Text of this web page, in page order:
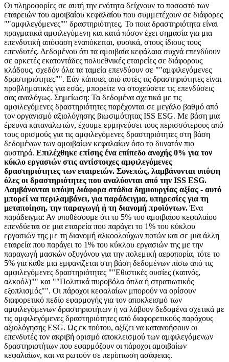
Οι πληροφορίες σε αυτή την ενότητα δείχνουν το ποσοστό των
εταιρειών του αμοιβαίου κεφαλαίου που συμμετέχουν σε διάφορες
""αμφιλεγόμενες"" δραστηριότητες. Το ποια δραστηριότητα είναι
πραγματικά αμφιλεγόμενη και κατά πόσον έχει σημασία για μια
επενδυτική απόφαση εναπόκειται, φυσικά, στους ίδιους τους
επενδυτές. Δεδομένου ότι τα αμοιβαία κεφάλαια συχνά επενδύουν
σε αρκετές εκατοντάδες πολυεθνικές εταιρείες σε διάφορους
κλάδους, σχεδόν όλα τα ταμεία επενδύουν σε ""αμφιλεγόμενες
δραστηριότητες"". Εάν κάποιες από αυτές τις δραστηριότητες είναι
προβληματικές για εσάς, μπορείτε να στοχεύσετε τις επενδύσεις
σας αναλόγως. Σημείωση: Τα δεδομένα σχετικά με τις
αμφιλεγόμενες δραστηριότητες παρέχονται σε μεγάλο βαθμό από
τον οργανισμό αξιολόγησης βιωσιμότητας ISS ESG. Με βάση μια
έρευνα καταναλωτών, έχουμε ερμηνεύσει τους περισσότερους από
τους ορισμούς για τις αμφιλεγόμενες δραστηριότητες στη βάση
δεδομένων των αμοιβαίων κεφαλαίων όσο το δυνατόν πιο
αυστηρά. Επιλέχθηκε επίσης ένα επίπεδο ανοχής 0% για τον
κύκλο εργασιών στις αντίστοιχες αμφιλεγόμενες
δραστηριότητες των εταιρειών. Συνεπώς, λαμβάνονται υπόψη
όλες οι δραστηριότητες που αναλύονται από την ISS ESG.
Λαμβάνονται υπόψη διάφορα στάδια δημιουργίας αξίας - αυτό
μπορεί να περιλαμβάνει, για παράδειγμα, υπηρεσίες για τη
μεταποίηση, την παραγωγή ή τη διανομή προϊόντων.Ένα
παράδειγμα: Αν υποθέσουμε ότι το 5% του αμοιβαίου κεφαλαίου
επενδύεται σε μια εταιρεία που παράγει το 1% του κύκλου
εργασιών της με τη διανομή αλκοολούχων ποτών και σε μια άλλη
εταιρεία που παράγει το 1% του κύκλου εργασιών της με την
παραγωγή μασκών οξυγόνου για την πολεμική αεροπορία, τότε το
5% για κάθε μια εμφανίζεται στη βάση δεδομένων πίσω από τις
αμφιλεγόμενες δραστηριότητες ""Εθιστικές ουσίες (καπνός,
αλκοόλ)"" και ""Πολιτικά πυροβόλα όπλα ή στρατιωτικός
εξοπλισμός"". Οι πάροχοι κεφαλαίων μπορούν να ορίσουν
διαφορετικό πεδίο εφαρμογής για τον αποκλεισμό των
αμφιλεγόμενων δραστηριοτήτων ή να λάβουν δεδομένα σχετικά με
τις αμφιλεγόμενες δραστηριότητες από διαφορετικούς παρόχους
αξιολόγησης ESG. Ως εκ τούτου, αξίζει να κατανοήσουν οι
επενδυτές τον ακριβή ορισμό αποκλεισμού των αμφιλεγόμενων
δραστηριοτήτων που εφαρμόζουν οι πάροχοι αμοιβαίων
κεφαλαίων, και να ρωτούν σε περίπτωση ασάφειας.